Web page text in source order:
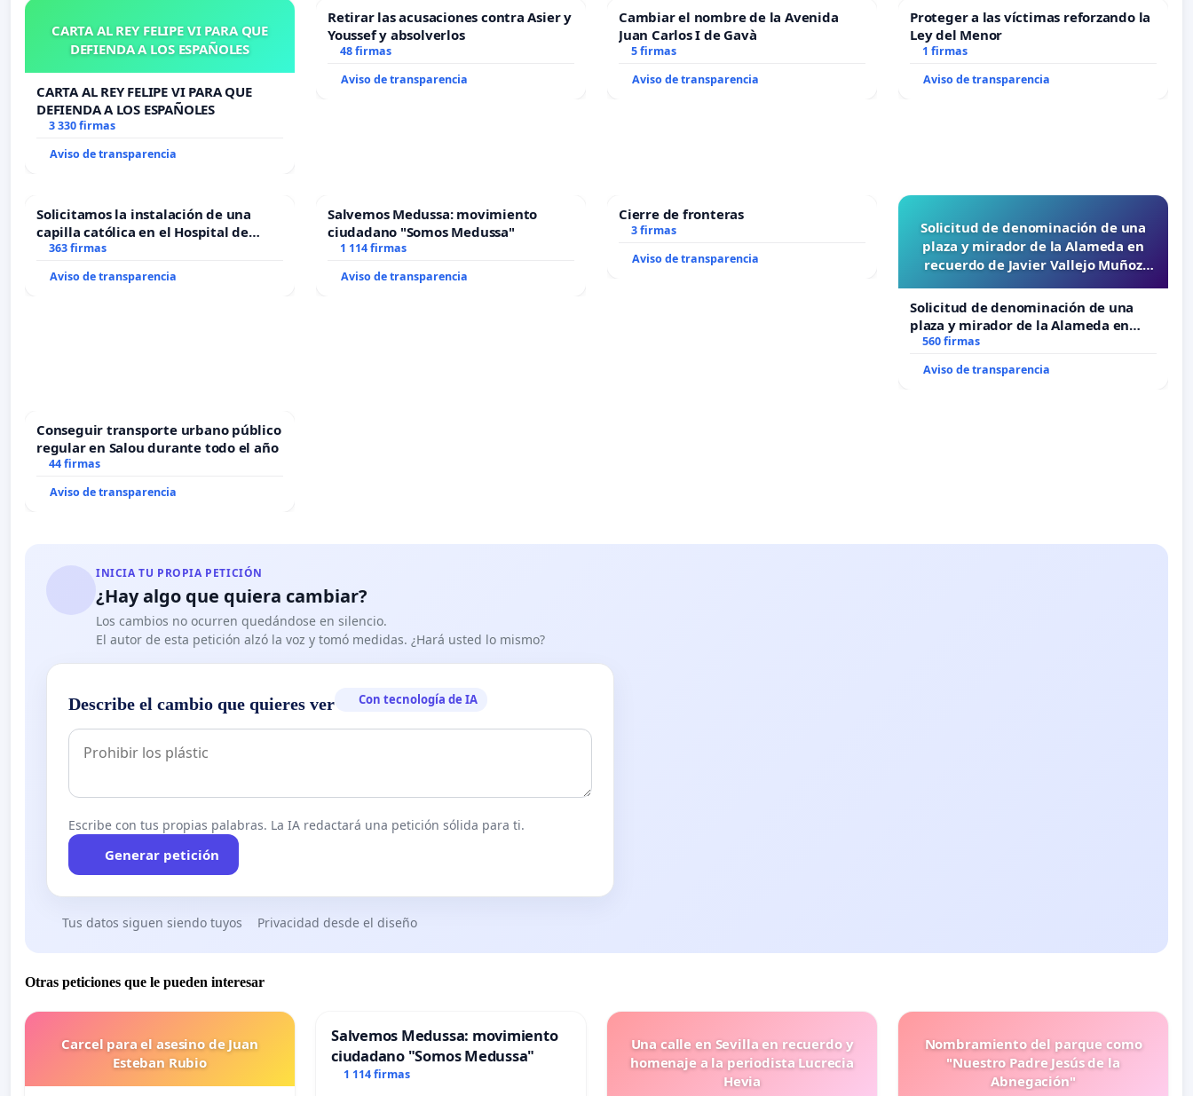
CARTA AL REY FELIPE VI PARA QUE
DEFIENDA A LOS ESPAÑOLES
CARTA AL REY FELIPE VI PARA QUE
DEFIENDA A LOS ESPAÑOLES
3 330 firmas
Aviso de transparencia
Retirar las acusaciones contra Asier y
Youssef y absolverlos
48 firmas
Aviso de transparencia
Cambiar el nombre de la Avenida
Juan Carlos I de Gavà
5 firmas
Aviso de transparencia
Proteger a las víctimas reforzando la
Ley del Menor
1 firmas
Aviso de transparencia
Solicitamos la instalación de una
capilla católica en el Hospital de
Alcañiz
363 firmas
Aviso de transparencia
Salvemos Medussa: movimiento
ciudadano "Somos Medussa"
1 114 firmas
Aviso de transparencia
Cierre de fronteras
3 firmas
Aviso de transparencia
Solicitud de denominación de una
plaza y mirador de la Alameda en
recuerdo de Javier Vallejo Muñoz
Solicitud de denominación de una
plaza y mirador de la Alameda en
recuerdo de Javier Vallejo Muñoz
560 firmas
Aviso de transparencia
Conseguir transporte urbano público
regular en Salou durante todo el año
44 firmas
Aviso de transparencia
INICIA TU PROPIA PETICIÓN
¿Hay algo que quiera cambiar?
Los cambios no ocurren quedándose en silencio.
El autor de esta petición alzó la voz y tomó medidas. ¿Hará usted lo mismo?
Describe el cambio que quieres ver Con tecnología de IA
Escribe con tus propias palabras. La IA redactará una petición sólida para ti.
Generar petición
Tus datos siguen siendo tuyos Privacidad desde el diseño
Otras peticiones que le pueden interesar
Carcel para el asesino de Juan
Esteban Rubio
Salvemos Medussa: movimiento
ciudadano "Somos Medussa"
1 114 firmas
Una calle en Sevilla en recuerdo y
homenaje a la periodista Lucrecia
Hevia
Nombramiento del parque como
"Nuestro Padre Jesús de la
Abnegación"